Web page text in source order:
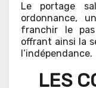
Le portage
ordonnance,
franchir le
offrant ainsi la
l’indépendance.
LES